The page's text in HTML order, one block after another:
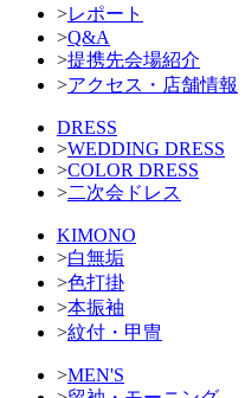
>レポート
>Q&A
>提携先会場紹介
>アクセス・店舗情報
DRESS
>WEDDING DRESS
>COLOR DRESS
>二次会ドレス
KIMONO
>白無垢
>色打掛
>本振袖
>紋付・甲冑
>MEN'S